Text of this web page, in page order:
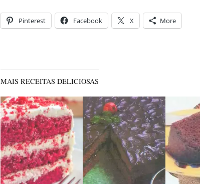
Pinterest Facebook X More
MAIS RECEITAS DELICIOSAS